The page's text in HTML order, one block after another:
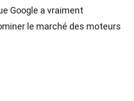
Google a vraiment
le marché des moteurs